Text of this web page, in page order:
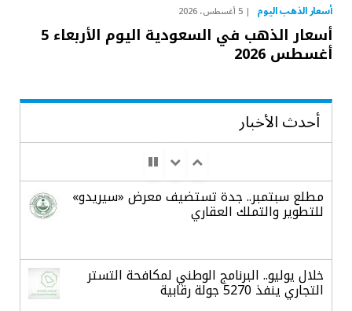
أسعار الذهب اليوم 5 أغسطس، 2026
أسعار الذهب في السعودية اليوم الأربعاء 5
أغسطس 2026
أحدث الأخبار
مطلع سبتمبر.. جدة تستضيف معرض «سيريدو»
للتطوير والتملك العقاري
خلال يوليو.. البرنامج الوطني لمكافحة التستر
التجاري ينفذ 5270 جولة رقابية